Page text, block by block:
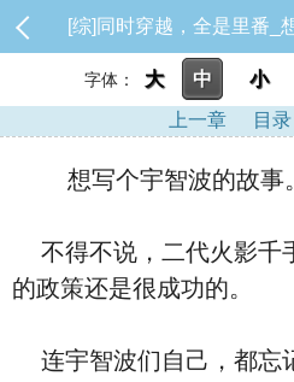
[综]同时穿越，全是里番_
字体： 大 中 小
上一章
目录
想写个宇智波的故事
不得不说，二代火影千
的政策还是很成功的。
连宇智波们自己，都忘